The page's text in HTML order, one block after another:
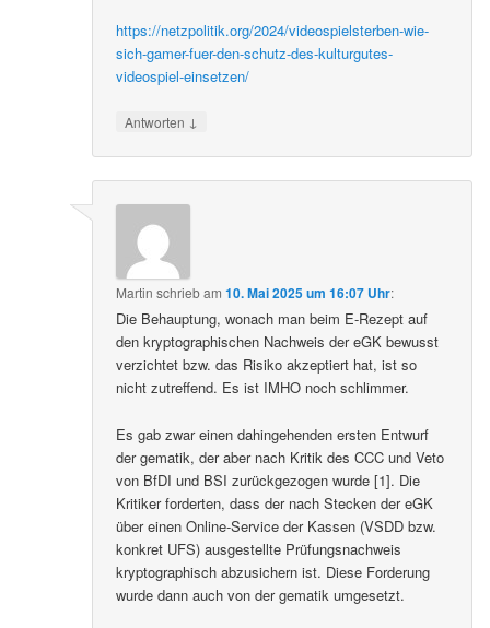
https://netzpolitik.org/2024/videospielsterben-wie-
sich-gamer-fuer-den-schutz-des-kulturgutes-
videospiel-einsetzen/
Antworten ↓
Martin schriebam10. Mai 2025 um 16:07 Uhr:
Die Behauptung, wonach man beim E-Rezept auf
den kryptographischen Nachweis der eGK bewusst
verzichtet bzw. das Risiko akzeptiert hat, ist so
nicht zutreffend. Es ist IMHO noch schlimmer.
Es gab zwar einen dahingehenden ersten Entwurf
der gematik, der aber nach Kritik des CCC und Veto
von BfDI und BSI zurückgezogen wurde [1]. Die
Kritiker forderten, dass der nach Stecken der eGK
über einen Online-Service der Kassen (VSDD bzw.
konkret UFS) ausgestellte Prüfungsnachweis
kryptographisch abzusichern ist. Diese Forderung
wurde dann auch von der gematik umgesetzt.